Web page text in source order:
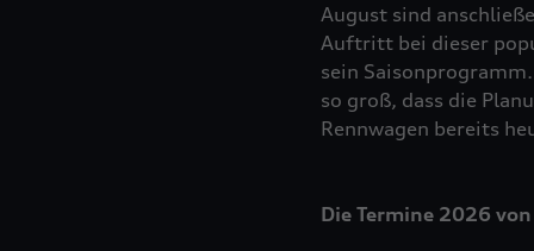
August sind
Auftritt bei dieser
sein
so groß, dass die
Rennwagen bereits
Die Termine 2026